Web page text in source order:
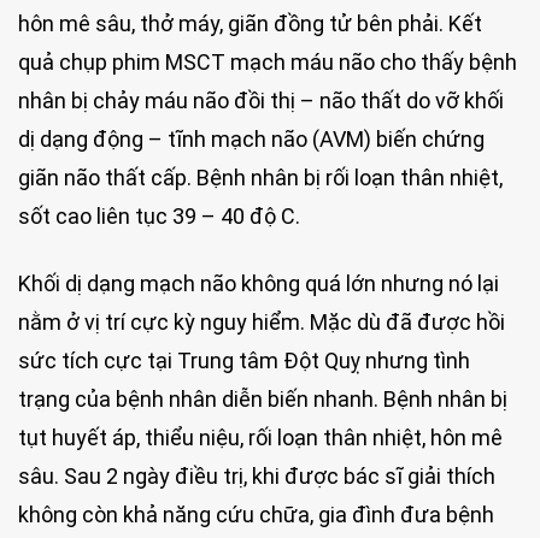
hôn mê sâu, thở máy, giãn đồng tử bên phải. Kết
quả chụp phim MSCT mạch máu não cho thấy bệnh
nhân bị chảy máu não đồi thị – não thất do vỡ khối
dị dạng động – tĩnh mạch não (AVM) biến chứng
giãn não thất cấp. Bệnh nhân bị rối loạn thân nhiệt,
sốt cao liên tục 39 – 40 độ C.
Khối dị dạng mạch não không quá lớn nhưng nó lại
nằm ở vị trí cực kỳ nguy hiểm. Mặc dù đã được hồi
sức tích cực tại Trung tâm Đột Quỵ nhưng tình
trạng của bệnh nhân diễn biến nhanh. Bệnh nhân bị
tụt huyết áp, thiểu niệu, rối loạn thân nhiệt, hôn mê
sâu. Sau 2 ngày điều trị, khi được bác sĩ giải thích
không còn khả năng cứu chữa, gia đình đưa bệnh